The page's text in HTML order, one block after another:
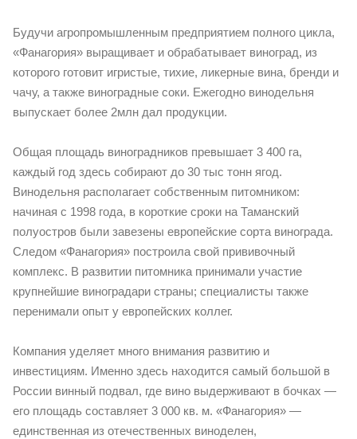
Будучи агропромышленным предприятием полного цикла,
«Фанагория» выращивает и обрабатывает виноград, из
которого готовит игристые, тихие, ликерные вина, бренди и
чачу, а также виноградные соки. Ежегодно винодельня
выпускает более 2млн дал продукции.
Общая площадь виноградников превышает 3 400 га,
каждый год здесь собирают до 30 тыс тонн ягод.
Винодельня располагает собственным питомником:
начиная с 1998 года, в короткие сроки на Таманский
полуостров были завезены европейские сорта винограда.
Следом «Фанагория» построила свой прививочный
комплекс. В развитии питомника принимали участие
крупнейшие виноградари страны; специалисты также
перенимали опыт у европейских коллег.
Компания уделяет много внимания развитию и
инвестициям. Именно здесь находится самый большой в
России винный подвал, где вино выдерживают в бочках —
его площадь составляет 3 000 кв. м. «Фанагория» —
единственная из отечественных виноделен,